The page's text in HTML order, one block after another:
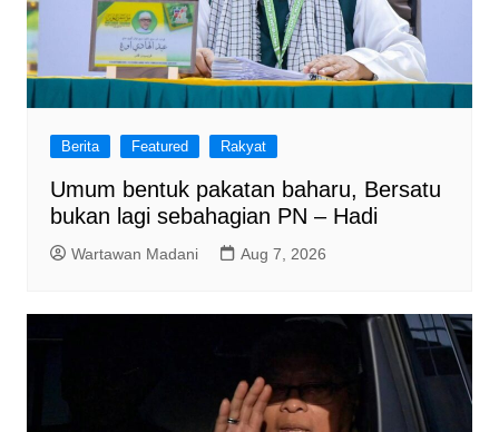
Berita Featured Rakyat
Umum bentuk pakatan baharu, Bersatu
bukan lagi sebahagian PN – Hadi
Wartawan Madani Aug 7, 2026